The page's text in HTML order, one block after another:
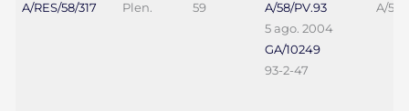
A/RES/58/317 Plen. 59
A/58/PV.93
5 ago. 2004
GA/10249
93-2-47
A/58/